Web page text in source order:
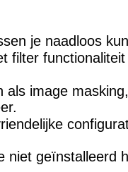
je naadloos
filter
als image
niet geïnstalleerd